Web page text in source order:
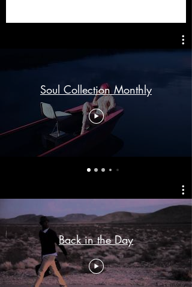
Soul Collection Monthly
Back in the Day